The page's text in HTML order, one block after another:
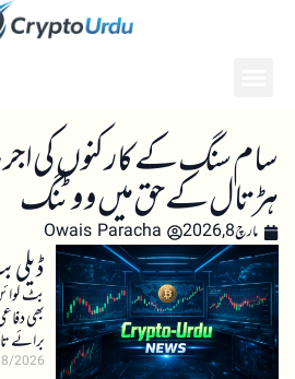
سام سنگ کے کارکنوں کی
ہڑتال کے حق میں ووٹنگ
مارچ 8, 2026 Owais Paracha
ڈیلی
بٹ
برائے تاریخ
2026